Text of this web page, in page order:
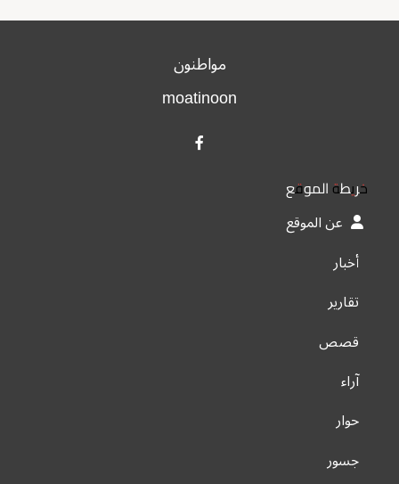
مواطنون
moatinoon
خريطة الموقع
عن الموقع
أخبار
تقارير
قصص
آراء
حوار
جسور